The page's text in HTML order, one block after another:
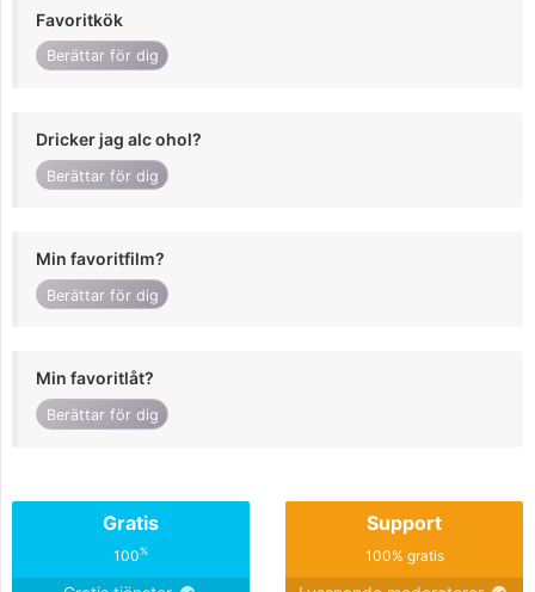
Favoritkök
Berättar för dig
Dricker jag alc ohol?
Berättar för dig
Min favoritfilm?
Berättar för dig
Min favoritlåt?
Berättar för dig
Gratis
100%
Support
100% gratis